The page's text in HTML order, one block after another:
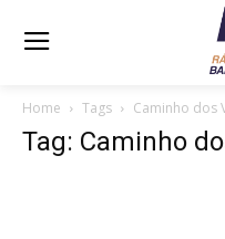
Home Tags Caminho dos
Tag: Caminho